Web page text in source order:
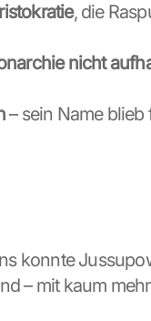
, die
nicht
– sein Name
konnte
– mit kaum